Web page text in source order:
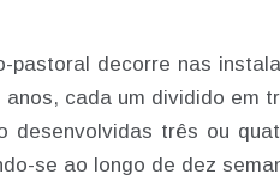
pastoral decorre nas
cada um dividido em
desenvolvidas três ou
se ao longo de dez